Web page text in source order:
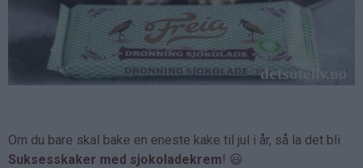
Om du bare skal bake en eneste kake til jul i år, så la det bli
Suksesskaker med sjokoladekrem! 😃